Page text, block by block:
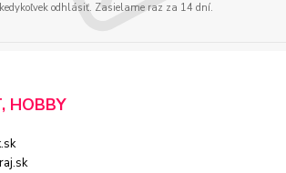
kedykoľvek odhlásiť. Zasielame raz za 14 dní.
HOBBY